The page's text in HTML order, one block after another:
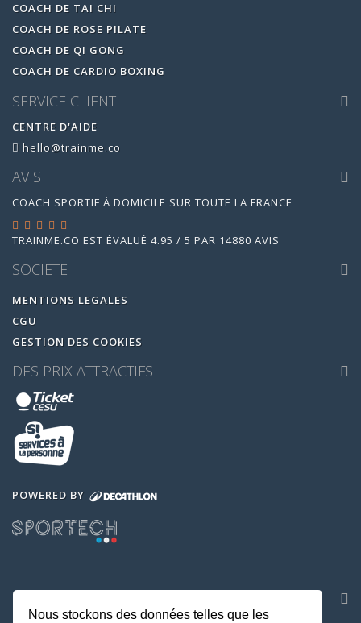
COACH DE TAI CHI
COACH DE ROSE PILATE
COACH DE QI GONG
COACH DE CARDIO BOXING
SERVICE CLIENT
CENTRE D'AIDE
hello@trainme.co
AVIS
COACH SPORTIF À DOMICILE SUR TOUTE LA FRANCE
TRAINME.CO EST ÉVALUÉ 4.95 / 5 PAR 14880 AVIS
SOCIETE
MENTIONS LEGALES
CGU
GESTION DES COOKIES
DES PRIX ATTRACTIFS
POWERED BY
Nous stockons des données telles que les